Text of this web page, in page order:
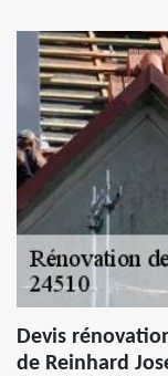
Devis
de Reinhard